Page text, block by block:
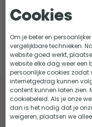
Gardipool liner
Lees onze tips
liners
Cookies
Om je beter en
vergelijkbare technieken.
website goed werkt,
website elke dag weer een
persoonlijke cookies zodat
internetgedrag kunnen
content kunnen laten zien.
cookiebeleid. Als je onze
dan is het nodig dat je
weigeren, plaatsen we